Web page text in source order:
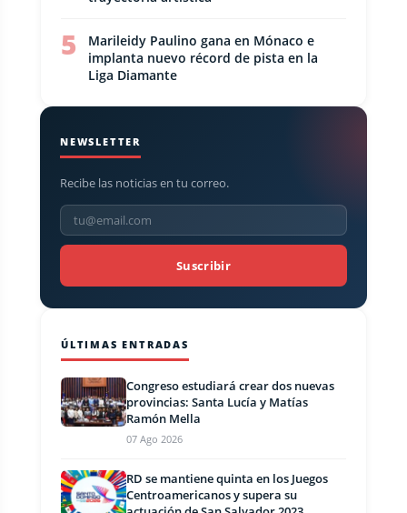
5
Marileidy Paulino gana en Mónaco e
implanta nuevo récord de pista en la
Liga Diamante
NEWSLETTER
Recibe las noticias en tu correo.
Suscribir
ÚLTIMAS ENTRADAS
Congreso estudiará crear dos nuevas
provincias: Santa Lucía y Matías
Ramón Mella
07 Ago 2026
RD se mantiene quinta en los Juegos
Centroamericanos y supera su